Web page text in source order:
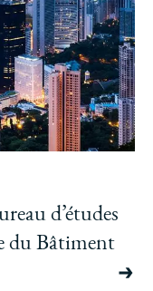
d’études
du Bâtiment